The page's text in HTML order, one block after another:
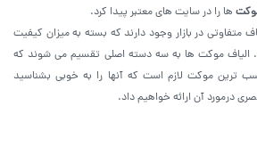
ها را در سایت های معتبر پیدا کرد.
در بازار وجود دارند که بسته به میزان کیفیت
. الیاف موکت ها به سه دسته اصلی تقسیم می شوند که
ترین موکت لازم است که آنها را به خوبی بشناسید
درمورد آن ارائه خواهیم داد.